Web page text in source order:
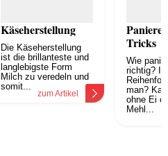
Käseherstellung
Die Käseherstellung
ist die brillanteste und
langlebigste Form
Milch zu veredeln und
somit...
zum Artikel
Tricks
Wie
richtig? In
man?
ohne Ei
Mehl...